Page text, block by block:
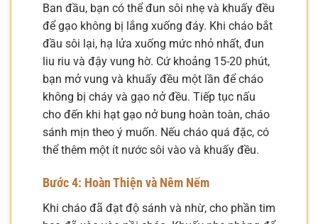
Ban đầu, bạn có thể đun sôi nhẹ và khuấy đều
để gạo không bị lắng xuống đáy. Khi cháo bắt
đầu sôi lại, hạ lửa xuống mức nhỏ nhất, đun
liu riu và đậy vung hờ. Cứ khoảng 15-20 phút,
bạn mở vung và khuấy đều một lần để cháo
không bị cháy và gạo nở đều. Tiếp tục nấu
cho đến khi hạt gạo nở bung hoàn toàn, cháo
sánh mịn theo ý muốn. Nếu cháo quá đặc, có
thể thêm một ít nước sôi vào và khuấy đều.
Bước 4: Hoàn Thiện và Nêm Nếm
Khi cháo đã đạt độ sánh và nhừ, cho phần tim